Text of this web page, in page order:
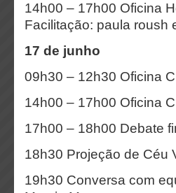
14h00 – 17h00 Oficina
Facilitação: paula roush
17 de junho
09h30 – 12h30 Oficina
14h00 – 17h00 Oficina
17h00 – 18h00 Debate
18h30 Projeção de Céu
19h30 Conversa com